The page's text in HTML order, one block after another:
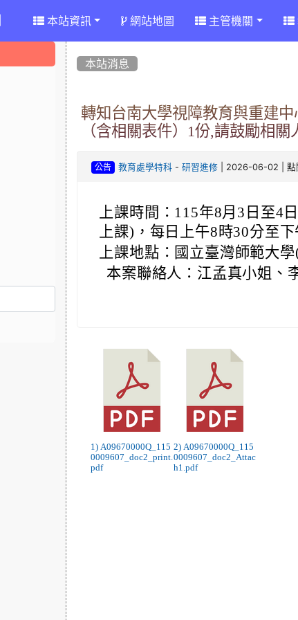
本站資訊 網站地圖 主管機關
本站消息
轉知台南大學視障教育與重建
（含相關表件）1份,請鼓勵相關
公告 教育處學特科 - 研習進修 | 2026-06-02 | 點
上課時間：115年8月3日至4
上課)，每日上午8時30分至
上課地點：國立臺灣師範大
本案聯絡人：江孟真小姐、
1) A09670000Q_115
0009607_doc2_print.
pdf
2) A09670000Q_115
0009607_doc2_Attac
h1.pdf